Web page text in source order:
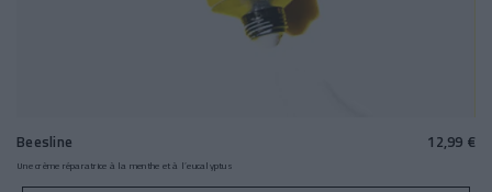
Beesline 12,99 €
Une crème réparatrice à la menthe et à l’eucalyptus